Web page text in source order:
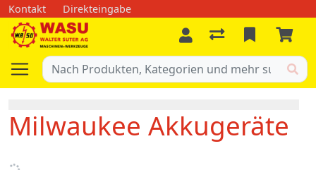
Kontakt Direkteingabe
Milwaukee Akkugeräte